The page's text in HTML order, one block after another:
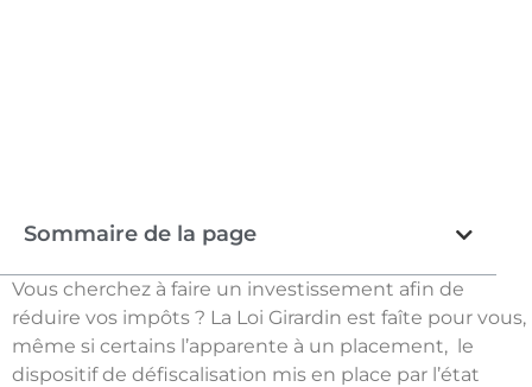
Sommaire de la page
Vous cherchez à faire un investissement afin de
réduire vos impôts ? La Loi Girardin est faîte pour vous,
même si certains l’apparente à un placement, le
dispositif de défiscalisation mis en place par l’état